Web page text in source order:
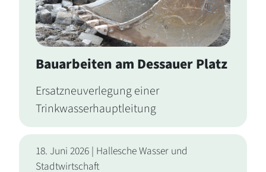
Bauarbeiten am Dessauer Platz
Ersatzneuverlegung einer
Trinkwasserhauptleitung
18. Juni 2026 | Hallesche Wasser und
Stadtwirtschaft